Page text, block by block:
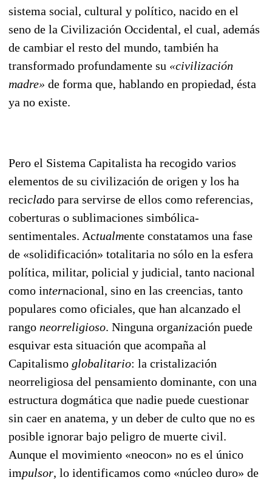
sistema social, cultural y político, nacido en el
seno de la Civilización Occidental, el cual, además
de cambiar el resto del mundo, también ha
transformado profundamente su «civilización
madre» de forma que, hablando en propiedad, ésta
ya no existe.
Pero el Sistema Capitalista ha recogido varios
elementos de su civilización de origen y los ha
reci­clado para servirse de ellos como referencias,
coberturas o sublimaciones simbólica-
sentimentales. Actualmente constatamos una fase
de «solidificación» totalitaria no sólo en la esfera
política, militar, policial y judicial, tanto nacional
como internacional, sino en las creencias, tanto
populares como oficiales, que han alcanzado el
rango neorreligioso. Ninguna organización puede
esquivar esta situación que acompaña al
Capitalismo globalitario: la cristalización
neorreligiosa del pensamiento dominante, con una
estructura dogmática que nadie puede cuestionar
sin caer en anatema, y un deber de culto que no es
posible ignorar bajo peligro de muerte civil.
Aunque el movimiento «neocon» no es el único
impulsor, lo identificamos como «núcleo duro» de